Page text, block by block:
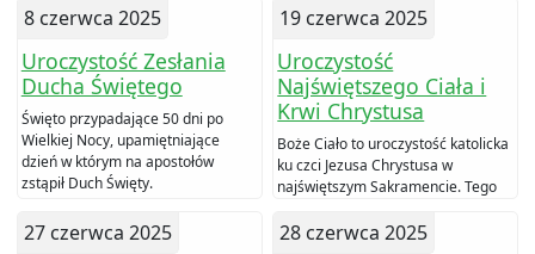
8 czerwca 2025
Uroczystość Zesłania
Ducha Świętego
Święto przypadające 50 dni po
Wielkiej Nocy, upamiętniające
dzień w którym na apostołów
zstąpił Duch Święty.
19 czerwca 2025
Uroczystość
Najświętszego Ciała i
Krwi Chrystusa
Boże Ciało to uroczystość katolicka
ku czci Jezusa Chrystusa w
najświętszym Sakramencie. Tego
czterech ołtarzy.
27 czerwca 2025 28 czerwca 2025